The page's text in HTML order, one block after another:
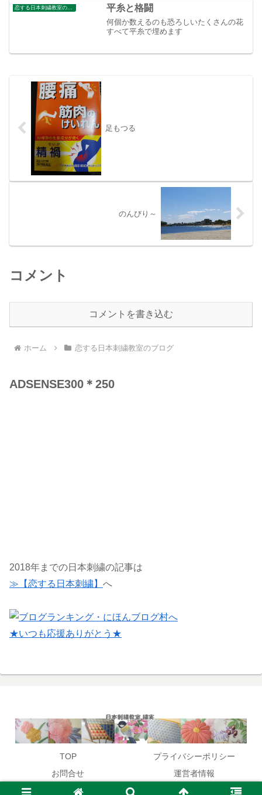
平糸と格闘
何個か数えるのも恐ろしいたくさんの花
すべて平糸で埋めます
足もつる
のんびり～
コメント
コメントを書き込む
ホーム 恋する日本刺繍教室のブログ
ADSENSE300＊250
2018年までの日本刺繍の記事は
≫【恋する日本刺繍】 へ
★いつも応援ありがとう★
TOP
プライバシーポリシー
お問合せ
運営者情報